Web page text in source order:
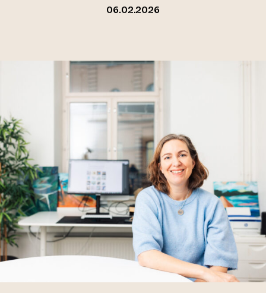
06.02.2026